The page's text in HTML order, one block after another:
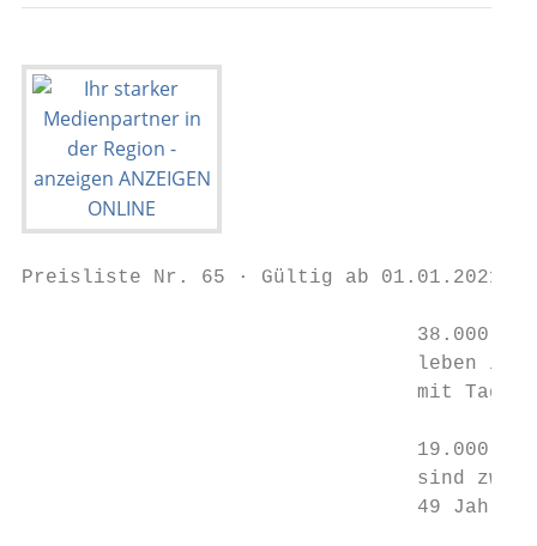
Preisliste Nr. 65 · Gültig ab 01.01.2021
                                 38.000
leben in
mit
                                 19.000
sind
49 Jahre